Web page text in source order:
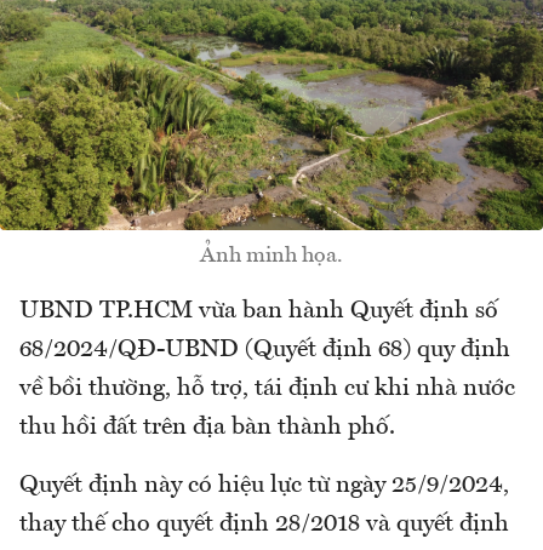
Ảnh minh họa.
UBND TP.HCM vừa ban hành Quyết định số
68/2024/QĐ-UBND (Quyết định 68) quy định
về bồi thường, hỗ trợ, tái định cư khi nhà nước
thu hồi đất trên địa bàn thành phố.
Quyết định này có hiệu lực từ ngày 25/9/2024,
thay thế cho quyết định 28/2018 và quyết định